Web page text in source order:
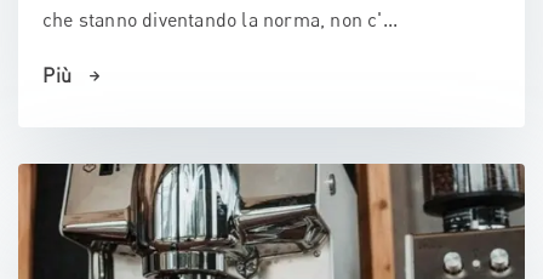
che stanno diventando la norma, non c'...
Più